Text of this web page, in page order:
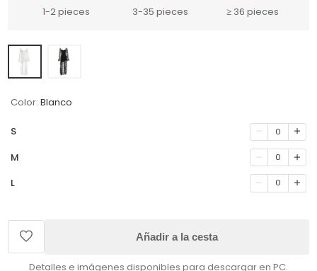
1-2 pieces 3-35 pieces ≥ 36 pieces
Color: Blanco
S 0
M 0
L 0
Añadir a la cesta
Detalles e imágenes disponibles para descargar en PC.